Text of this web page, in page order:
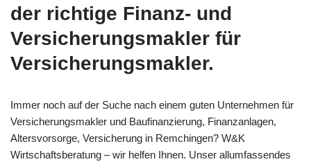
der richtige Finanz- und
Versicherungsmakler für
Versicherungsmakler.
Immer noch auf der Suche nach einem guten Unternehmen für
Versicherungsmakler und Baufinanzierung, Finanzanlagen,
Altersvorsorge, Versicherung in Remchingen? W&K
Wirtschaftsberatung – wir helfen Ihnen. Unser allumfassendes